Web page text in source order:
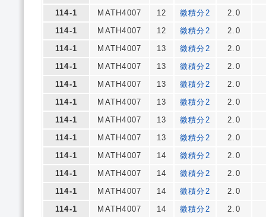
114-1
MATH4007 12 微積分2
2.0
114-1
MATH4007 12 微積分2
2.0
114-1
MATH4007 13 微積分2
2.0
114-1
MATH4007 13 微積分2
2.0
114-1
MATH4007 13 微積分2
2.0
114-1
MATH4007 13 微積分2
2.0
114-1
MATH4007 13 微積分2
2.0
114-1
MATH4007 13 微積分2
2.0
114-1
MATH4007 14 微積分2
2.0
114-1
MATH4007 14 微積分2
2.0
114-1
MATH4007 14 微積分2
2.0
114-1
MATH4007 14 微積分2
2.0